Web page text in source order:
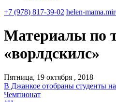
+7 (978) 817-39-02 helen-
Материалы по
«ворлдскилс»
Пятница, 19 октября , 2018
В Джанкое отобраны студенты
Чемпионат